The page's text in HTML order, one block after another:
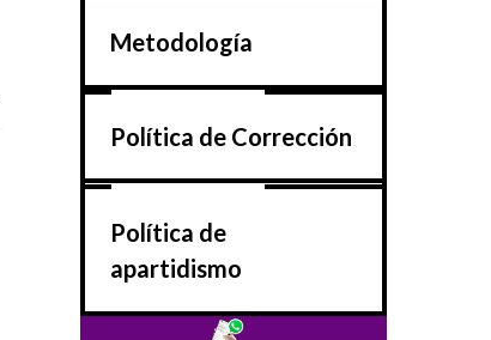
Metodología
Política de Corrección
Política de
apartidismo